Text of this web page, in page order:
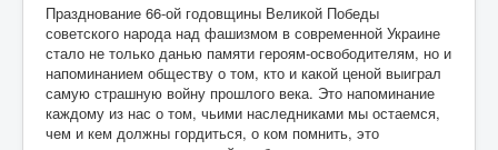
Празднование 66-ой годовщины Великой Победы
советского народа над фашизмом в современной Украине
стало не только данью памяти героям-освободителям, но и
напоминанием обществу о том, кто и какой ценой выиграл
самую страшную войну прошлого века. Это напоминание
каждому из нас о том, чьими наследниками мы остаемся,
чем и кем должны гордиться, о ком помнить, это